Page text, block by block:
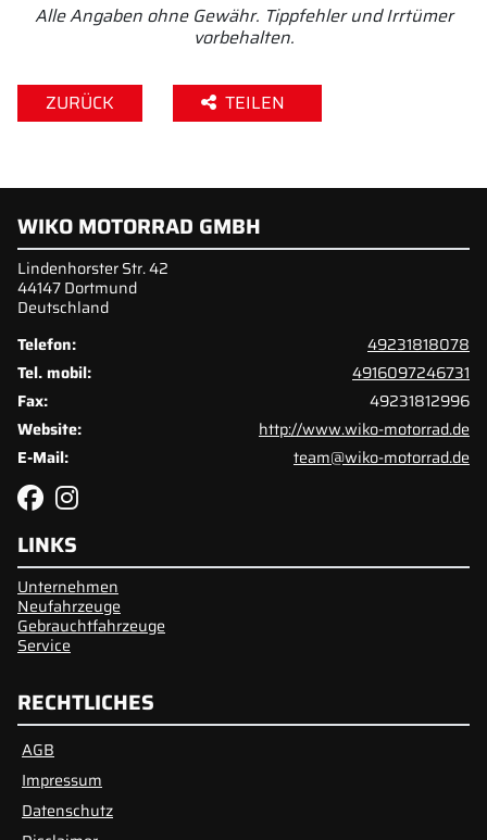
Alle Angaben ohne Gewähr. Tippfehler und Irrtümer
vorbehalten.
ZURÜCK TEILEN
WIKO MOTORRAD GMBH
Lindenhorster Str. 42
44147 Dortmund
Deutschland
Telefon:
49231818078
Tel. mobil:
4916097246731
Fax:
49231812996
Website:
http://www.wiko-motorrad.de
E-Mail:
team@wiko-motorrad.de
LINKS
Unternehmen
Neufahrzeuge
Gebrauchtfahrzeuge
Service
RECHTLICHES
AGB
Impressum
Datenschutz